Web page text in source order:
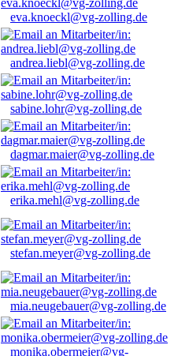
eva.knoeckl@vg-zolling.de
andrea.liebl@vg-zolling.de
sabine.lohr@vg-zolling.de
dagmar.maier@vg-zolling.de
erika.mehl@vg-zolling.de
stefan.meyer@vg-zolling.de
mia.neugebauer@vg-zolling.de
monika.obermeier@vg-